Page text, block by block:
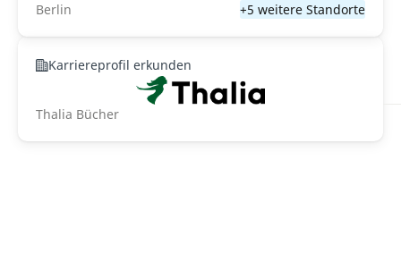
Berlin
+5 weitere Standorte
Karriereprofil erkunden
Thalia Bücher